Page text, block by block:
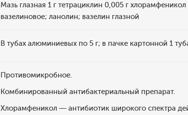
Мазь глазная 1 г тетрациклин 0,005 г
вазелиновое; ланолин; вазелин глазной
В тубах алюминиевых по 5 г; в пачке картонной 1
Противомикробное.
Комбинированный антибактериальный препарат.
Хлорамфеникол — антибиотик широкого спектра